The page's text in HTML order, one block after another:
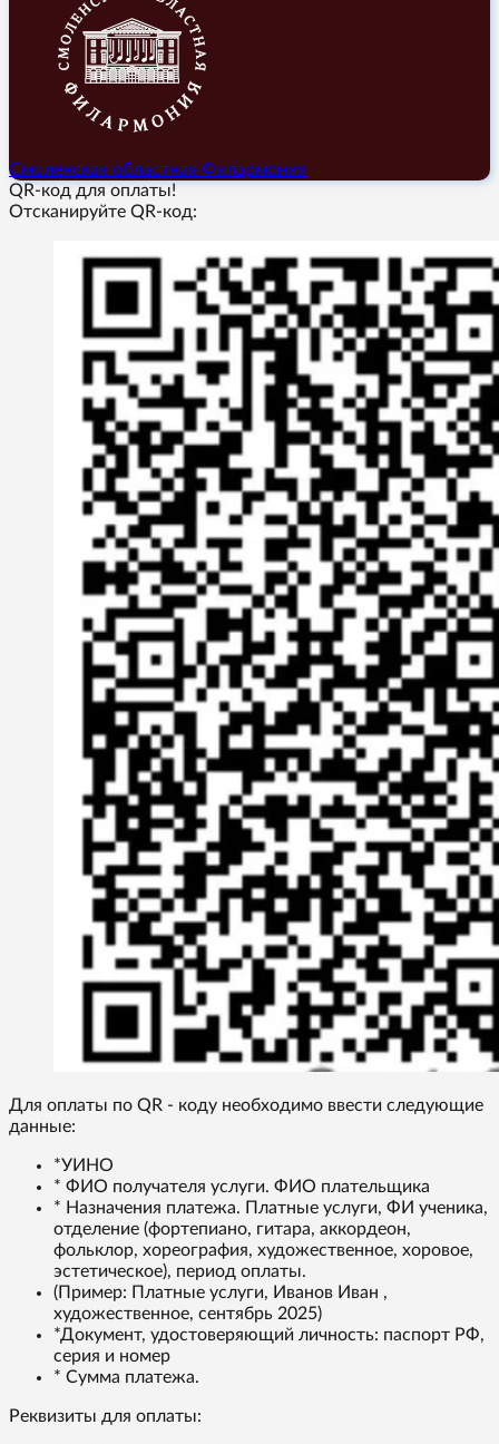
Смоленская областная Филармония
QR-код для оплаты!
Отсканируйте QR-код:
Для оплаты по QR - коду необходимо ввести следующие
данные:
*УИНО
* ФИО получателя услуги. ФИО плательщика
* Назначения платежа. Платные услуги, ФИ ученика,
отделение (фортепиано, гитара, аккордеон,
фольклор, хореография, художественное, хоровое,
эстетическое), период оплаты.
(Пример: Платные услуги, Иванов Иван ,
художественное, сентябрь 2025)
*Документ, удостоверяющий личность: паспорт РФ,
серия и номер
* Сумма платежа.
Реквизиты для оплаты: